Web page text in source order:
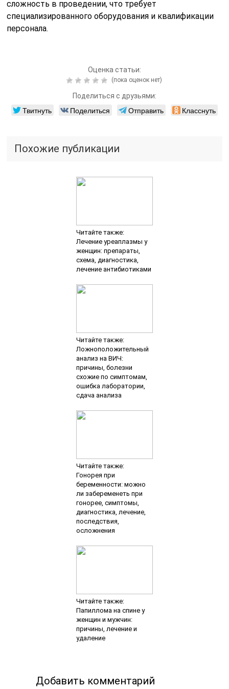
сложность в проведении, что требует
специализированного оборудования и квалификации
персонала.
Оценка статьи:
(пока оценок нет)
Поделиться с друзьями:
Твитнуть Поделиться Отправить Класснуть
Похожие публикации
Читайте также:
Лечение уреаплазмы у
женщин: препараты,
схема, диагностика,
лечение антибиотиками
Читайте также:
Ложноположительный
анализ на ВИЧ:
причины, болезни
схожие по симптомам,
ошибка лаборатории,
сдача анализа
Читайте также:
Гонорея при
беременности: можно
ли забеременеть при
гонорее, симптомы,
диагностика, лечение,
последствия,
осложнения
Читайте также:
Папиллома на спине у
женщин и мужчин:
причины, лечение и
удаление
Добавить комментарий